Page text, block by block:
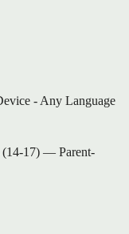
- Any Language
(14-17) — Parent-